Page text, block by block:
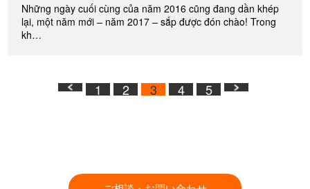
Những ngày cuối cùng của năm 2016 cũng đang dần khép
lại, một năm mới – năm 2017 – sắp được đón chào! Trong
kh…
1 2 3 4 5